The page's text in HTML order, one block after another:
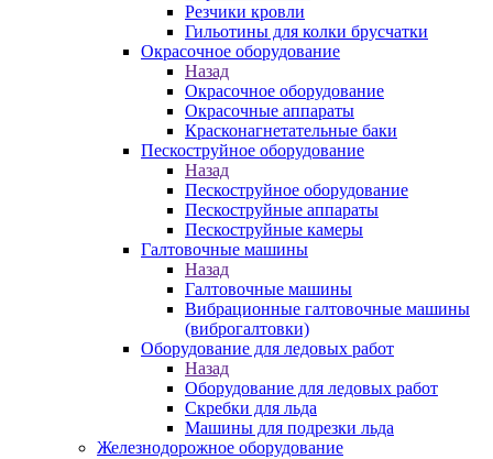
Резчики кровли
Гильотины для колки брусчатки
Окрасочное оборудование
Назад
Окрасочное оборудование
Окрасочные аппараты
Красконагнетательные баки
Пескоструйное оборудование
Назад
Пескоструйное оборудование
Пескоструйные аппараты
Пескоструйные камеры
Галтовочные машины
Назад
Галтовочные машины
Вибрационные галтовочные машины
(виброгалтовки)
Оборудование для ледовых работ
Назад
Оборудование для ледовых работ
Скребки для льда
Машины для подрезки льда
Железнодорожное оборудование